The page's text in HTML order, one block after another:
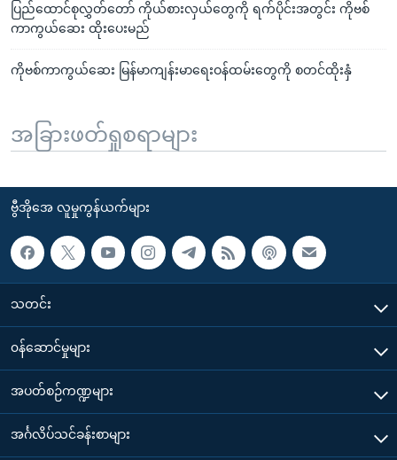
ပြည်ထောင်စုလွှတ်တော် ကိုယ်စားလှယ်တွေကို ရက်ပိုင်းအတွင်း ကိုဗစ်
ကာကွယ်ဆေး ထိုးပေးမည်
ကိုဗစ်ကာကွယ်ဆေး မြန်မာကျန်းမာရေးဝန်ထမ်းတွေကို စတင်ထိုးနှံ
အခြားဖတ်ရှုစရာများ
ဗွီအိုအေ လူမှုကွန်ယက်များ
သတင်း
၀န်ဆောင်မှုများ
အပတ်စဉ်ကဏ္ဍများ
အင်္ဂလိပ်သင်ခန်းစာများ